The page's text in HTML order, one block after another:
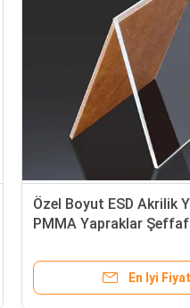
Özel Boyut ESD Akrilik
PMMA Yapraklar
En Iyi Fiyat